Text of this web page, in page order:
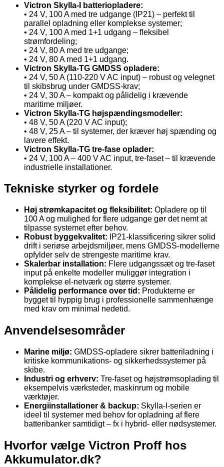
Victron Skylla-I batteriopladere:
• 24 V, 100 A med tre udgange (IP21) – perfekt til
parallel opladning eller komplekse systemer;
• 24 V, 100 A med 1+1 udgang – fleksibel
strømfordeling;
• 24 V, 80 A med tre udgange;
• 24 V, 80 A med 1+1 udgang.
Victron Skylla-TG GMDSS opladere:
• 24 V, 50 A (110-220 V AC input) – robust og velegnet
til skibsbrug under GMDSS-krav;
• 24 V, 30 A – kompakt og pålidelig i krævende
maritime miljøer.
Victron Skylla-TG højspændingsmodeller:
• 48 V, 50 A (220 V AC input);
• 48 V, 25 A – til systemer, der kræver høj spænding og
lavere effekt.
Victron Skylla-TG tre-fase oplader:
• 24 V, 100 A – 400 V AC input, tre-faset – til krævende
industrielle installationer.
Tekniske styrker og fordele
Høj strømkapacitet og fleksibilitet: Opladere op til
100 A og mulighed for flere udgange gør det nemt at
tilpasse systemet efter behov.
Robust byggekvalitet: IP21-klassificering sikrer solid
drift i seriøse arbejdsmiljøer, mens GMDSS-modellerne
opfylder selv de strengeste maritime krav.
Skalerbar installation: Flere udgangssæt og tre-faset
input på enkelte modeller muliggør integration i
komplekse el-netværk og større systemer.
Pålidelig performance over tid: Produkterne er
bygget til hyppig brug i professionelle sammenhænge
med krav om minimal nedetid.
Anvendelsesområder
Marine miljø: GMDSS-opladere sikrer batteriladning i
kritiske kommunikations- og sikkerhedssystemer på
skibe.
Industri og erhverv: Tre-faset og højstrømsoplading til
eksempelvis værksteder, maskinrum og mobile
værktøjer.
Energiinstallationer & backup: Skylla-I-serien er
ideel til systemer med behov for opladning af flere
batteribanker samtidigt – fx i hybrid- eller nødsystemer.
Hvorfor vælge Victron Proff hos
Akkumulator.dk?